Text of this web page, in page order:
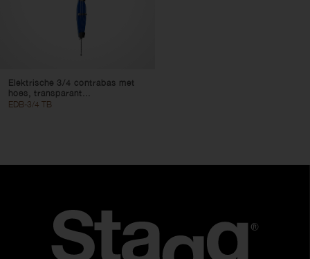
Elektrische 3/4 contrabas met
hoes, transparant...
EDB-3/4 TB